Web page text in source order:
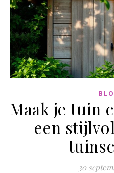
Maak je tuin
een
30